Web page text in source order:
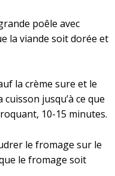
poêle avec
la viande soit dorée et
la crème sure et le
jusqu’à ce que
10-15 minutes.
le fromage sur le
le fromage soit